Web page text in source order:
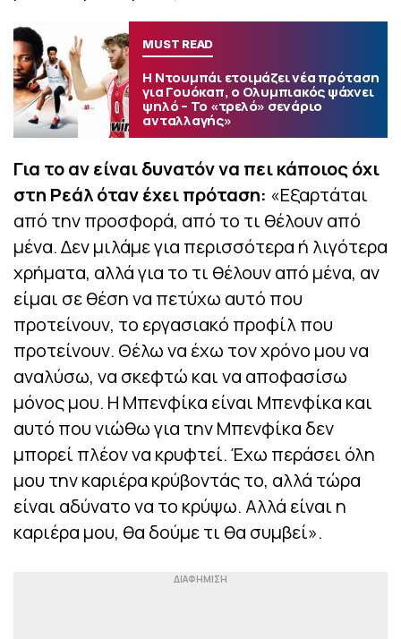
MUST READ
Η Ντουμπάι ετοιμάζει νέα πρόταση
για Γουόκαπ, ο Ολυμπιακός ψάχνει
ψηλό – Το «τρελό» σενάριο
ανταλλαγής»
Για το αν είναι δυνατόν να πει κάποιος όχι
στη Ρεάλ όταν έχει πρόταση: «Εξαρτάται
από την προσφορά, από το τι θέλουν από
μένα. Δεν μιλάμε για περισσότερα ή λιγότερα
χρήματα, αλλά για το τι θέλουν από μένα, αν
είμαι σε θέση να πετύχω αυτό που
προτείνουν, το εργασιακό προφίλ που
προτείνουν. Θέλω να έχω τον χρόνο μου να
αναλύσω, να σκεφτώ και να αποφασίσω
μόνος μου. Η Μπενφίκα είναι Μπενφίκα και
αυτό που νιώθω για την Μπενφίκα δεν
μπορεί πλέον να κρυφτεί. Έχω περάσει όλη
μου την καριέρα κρύβοντάς το, αλλά τώρα
είναι αδύνατο να το κρύψω. Αλλά είναι η
καριέρα μου, θα δούμε τι θα συμβεί».